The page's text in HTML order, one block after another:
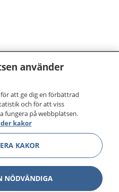
använder
att ge dig en förbättrad
och för att viss
fungera på webbplatsen.
kakor
KAKOR
NÖDVÄNDIGA